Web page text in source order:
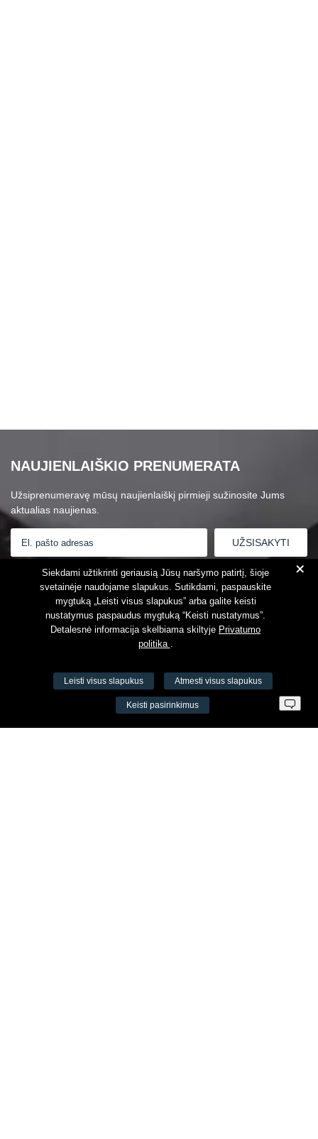
NAUJIENLAIŠKIO PRENUMERATA
Užsiprenumeravę mūsų naujienlaiškį pirmieji sužinosite Jums
aktualias naujienas.
Susipažinau suPrivatumo politika
VŠĮ Fitneso mokymo centras AEROMIX
+
Siekdami užtikrinti geriausią Jūsų naršymo patirtį, šioje
svetainėje naudojame slapukus. Sutikdami, paspauskite
mygtuką „Leisti visus slapukus” arba galite keisti
nustatymus paspaudus mygtuką “Keisti nustatymus”.
Detalesnė informacija skelbiama skiltyje Privatumo
politika .
Leisti visus slapukus Atmesti visus slapukus
Keisti pasirinkimus